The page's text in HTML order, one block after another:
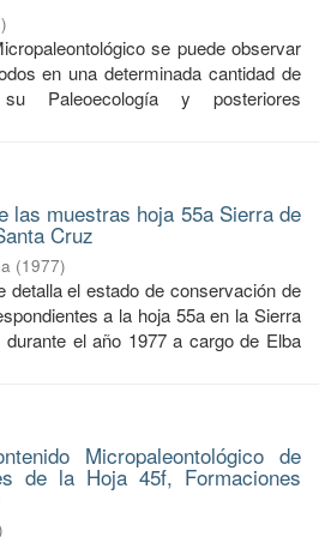
)
se puede observar
en una determinada cantidad de
Paleoecología y posteriores
las muestras hoja 55a Sierra de
Cruz
(1977)
detalla el estado de conservación de
a la hoja 55a en la Sierra
el año 1977 a cargo de Elba
Micropaleontológico de
de la Hoja 45f, Formaciones